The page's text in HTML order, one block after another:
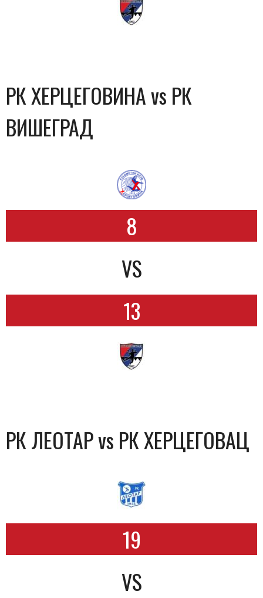
РК ХЕРЦЕГОВИНА vs РК
ВИШЕГРАД
8
VS
13
РК ЛЕОТАР vs РК ХЕРЦЕГОВАЦ
19
VS